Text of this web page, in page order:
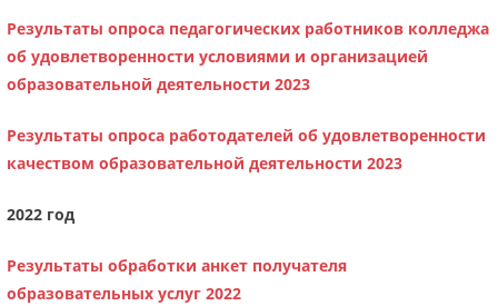
Результаты опроса педагогических работников колледжа
об удовлетворенности условиями и организацией
образовательной деятельности 2023
Результаты опроса работодателей об удовлетворенности
качеством образовательной деятельности 2023
2022 год
Результаты обработки анкет получателя
образовательных услуг 2022